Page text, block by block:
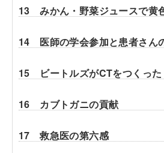
13 みかん・野菜ジュースで黄
14 医師の学会参加と患者さん
15 ビートルズがCTをつくった
16 カブトガニの貢献
17 救急医の第六感